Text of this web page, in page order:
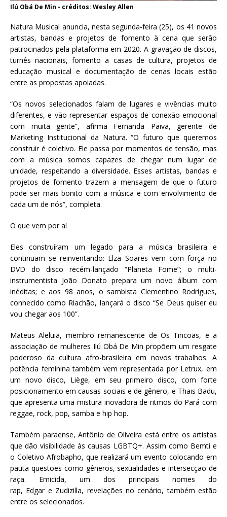
Ilú Obá De Min - créditos: Wesley Allen
Natura Musical anuncia, nesta segunda-feira (25), os 41 novos
artistas, bandas e projetos de fomento à cena que serão
patrocinados pela plataforma em 2020. A gravação de discos,
turnês nacionais, fomento a casas de cultura, projetos de
educação musical e documentação de cenas locais estão
entre as propostas apoiadas.
“Os novos selecionados falam de lugares e vivências muito
diferentes, e vão representar espaços de conexão emocional
com muita gente”, afirma Fernanda Paiva, gerente de
Marketing Institucional da Natura. “O futuro que queremos
construir é coletivo. Ele passa por momentos de tensão, mas
com a música somos capazes de chegar num lugar de
unidade, respeitando a diversidade. Esses artistas, bandas e
projetos de fomento trazem a mensagem de que o futuro
pode ser mais bonito com a música e com envolvimento de
cada um de nós”, completa.
O que vem por aí
Eles construíram um legado para a música brasileira e
continuam se reinventando: Elza Soares vem com força no
DVD do disco recém-lançado “Planeta Fome”; o multi-
instrumentista João Donato prepara um novo álbum com
inéditas; e aos 98 anos, o sambista Clementino Rodrigues,
conhecido como Riachão, lançará o disco “Se Deus quiser eu
vou chegar aos 100”.
Mateus Aleluia, membro remanescente de Os Tincoãs, e a
associação de mulheres Ilú Obá De Min propõem um resgate
poderoso da cultura afro-brasileira em novos trabalhos. A
potência feminina também vem representada por Letrux, em
um novo disco, Liège, em seu primeiro disco, com forte
posicionamento em causas sociais e de gênero, e Thais Badu,
que apresenta uma mistura inovadora de ritmos do Pará com
reggae, rock, pop, samba e hip hop.
Também paraense, Antônio de Oliveira está entre os artistas
que dão visibilidade às causas LGBTQ+. Assim como Bemti e
o Coletivo Afrobapho, que realizará um evento colocando em
pauta questões como gêneros, sexualidades e intersecção de
raça. Emicida, um dos principais nomes do
rap, Edgar e Zudizilla, revelações no cenário, também estão
entre os selecionados.